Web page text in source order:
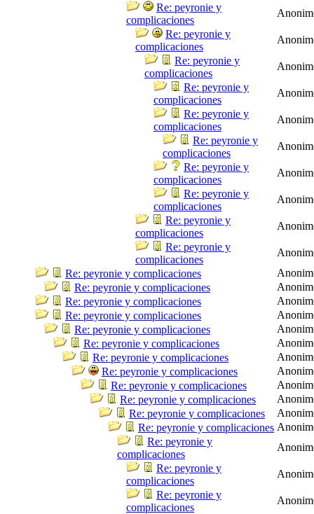
Re: peyronie y
complicaciones
Re: peyronie y
complicaciones
Re: peyronie y
complicaciones
Re: peyronie y
complicaciones
Re: peyronie y
complicaciones
Re: peyronie y
complicaciones
Re: peyronie y
complicaciones
Re: peyronie y
complicaciones
Re: peyronie y
complicaciones
Re: peyronie y
complicaciones
Re: peyronie y complicaciones
Re: peyronie y complicaciones
Re: peyronie y complicaciones
Re: peyronie y complicaciones
Re: peyronie y complicaciones
Re: peyronie y complicaciones
Re: peyronie y complicaciones
Re: peyronie y complicaciones
Re: peyronie y complicaciones
Re: peyronie y complicaciones
Re: peyronie y complicaciones
Re: peyronie y complicaciones
Re: peyronie y
complicaciones
Re: peyronie y
complicaciones
Re: peyronie y
complicaciones